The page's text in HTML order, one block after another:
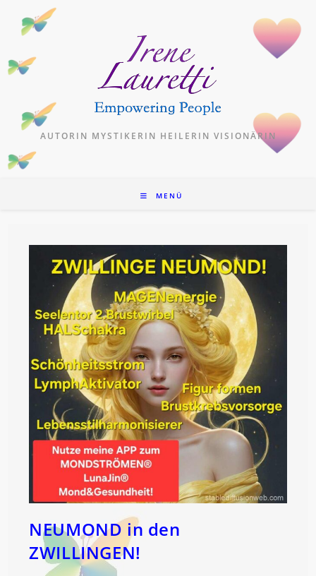
Inhalt
AUTORIN MYSTIKERIN HEILERIN VISIONÄRIN
MENÜ
NEUMOND in den
ZWILLINGEN!